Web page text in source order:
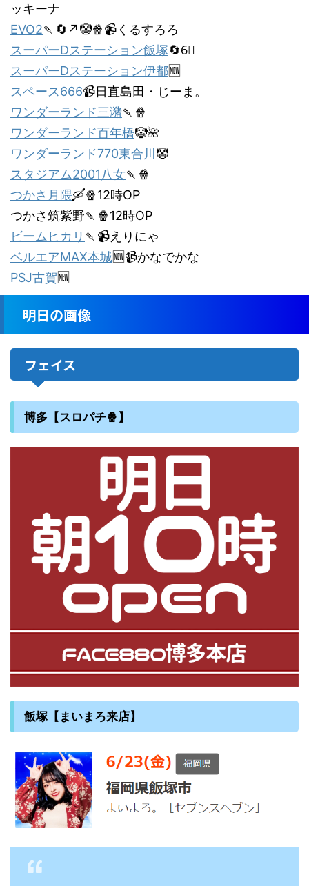
ッキーナ
EVO2🍡🔄↗️🤡🍿📹くるすろろ
スーパーDステーション飯塚🔄6⃣
スーパーDステーション伊都🆕
スペース666📹日直島田・じーま。
ワンダーランド三潴🍡🍿
ワンダーランド百年橋🤡🌺
ワンダーランド770東合川 🤡
スタジアム2001八女🍡🍿
つかさ月隈🛶🍿12時OP
つかさ筑紫野🍡🍿12時OP
ビームヒカリ 🍡📹えりにゃ
ベルエアMAX本城🆕📹かなでかな
PSJ古賀🆕
明日の画像
フェイス
博多【スロパチ🍿】
飯塚【まいまろ来店】